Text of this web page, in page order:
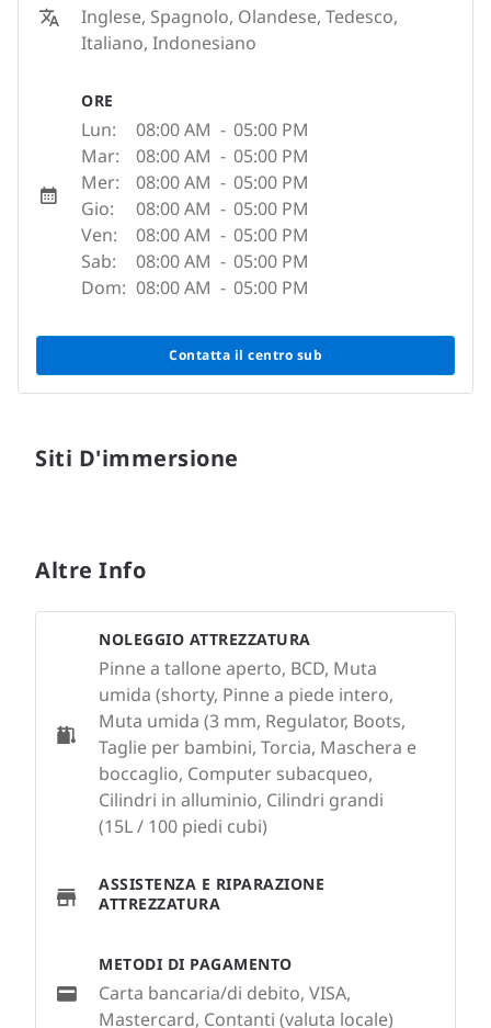
Inglese, Spagnolo, Olandese, Tedesco,
Italiano, Indonesiano
ORE
Lun: 08:00 AM - 05:00 PM
Mar:
08:00 AM - 05:00 PM
Mer:
08:00 AM - 05:00 PM
Gio:
08:00 AM - 05:00 PM
Ven:
08:00 AM - 05:00 PM
Sab:
08:00 AM - 05:00 PM
Dom: 08:00 AM - 05:00 PM
Contatta il centro sub
Siti D'immersione
Altre Info
NOLEGGIO ATTREZZATURA
Pinne a tallone aperto, BCD, Muta
umida (shorty, Pinne a piede intero,
Muta umida (3 mm, Regulator, Boots,
Taglie per bambini, Torcia, Maschera e
boccaglio, Computer subacqueo,
Cilindri in alluminio, Cilindri grandi
(15L / 100 piedi cubi)
ASSISTENZA E RIPARAZIONE
ATTREZZATURA
METODI DI PAGAMENTO
Carta bancaria/di debito, VISA,
Mastercard, Contanti (valuta locale)